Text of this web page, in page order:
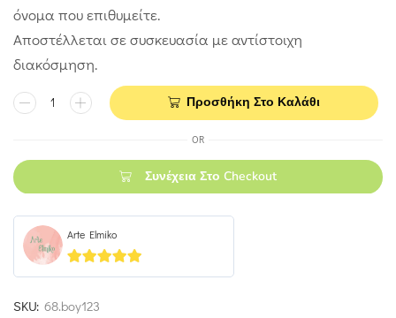
όνομα που επιθυμείτε.
Αποστέλλεται σε συσκευασία με αντίστοιχη
διακόσμηση.
Προσθήκη Στο Καλάθι
OR
Συνέχεια Στο Checkout
Arte Elmiko
5out of 5
SKU: 68.boy123